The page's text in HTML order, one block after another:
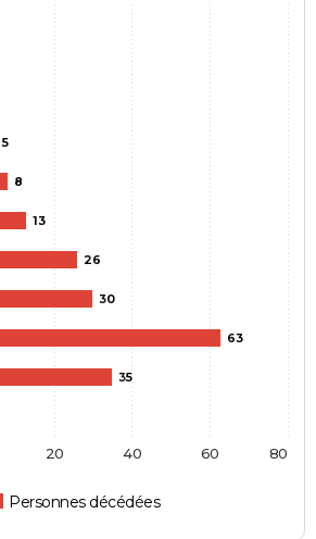
5
8
13
26
30
63
35
Personnes décédées
20 40 60 80